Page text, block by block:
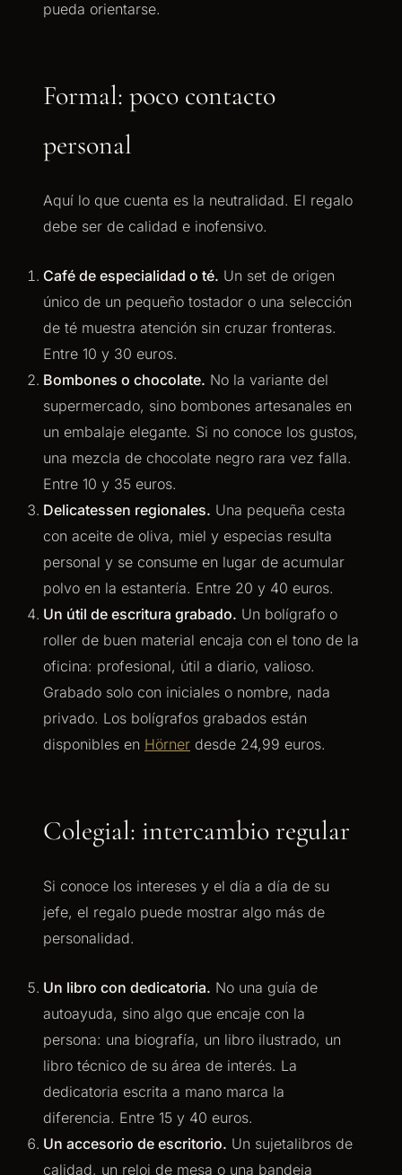
pueda orientarse.
Formal: poco contacto
personal
Aquí lo que cuenta es la neutralidad. El regalo
debe ser de calidad e inofensivo.
Café de especialidad o té. Un set de origen
único de un pequeño tostador o una selección
de té muestra atención sin cruzar fronteras.
Entre 10 y 30 euros.
Bombones o chocolate. No la variante del
supermercado, sino bombones artesanales en
un embalaje elegante. Si no conoce los gustos,
una mezcla de chocolate negro rara vez falla.
Entre 10 y 35 euros.
Delicatessen regionales. Una pequeña cesta
con aceite de oliva, miel y especias resulta
personal y se consume en lugar de acumular
polvo en la estantería. Entre 20 y 40 euros.
Un útil de escritura grabado. Un bolígrafo o
roller de buen material encaja con el tono de la
oficina: profesional, útil a diario, valioso.
Grabado solo con iniciales o nombre, nada
privado. Los bolígrafos grabados están
disponibles en Hörner desde 24,99 euros.
Colegial: intercambio regular
Si conoce los intereses y el día a día de su
jefe, el regalo puede mostrar algo más de
personalidad.
Un libro con dedicatoria. No una guía de
autoayuda, sino algo que encaje con la
persona: una biografía, un libro ilustrado, un
libro técnico de su área de interés. La
dedicatoria escrita a mano marca la
diferencia. Entre 15 y 40 euros.
Un accesorio de escritorio. Un sujetalibros de
calidad, un reloj de mesa o una bandeja